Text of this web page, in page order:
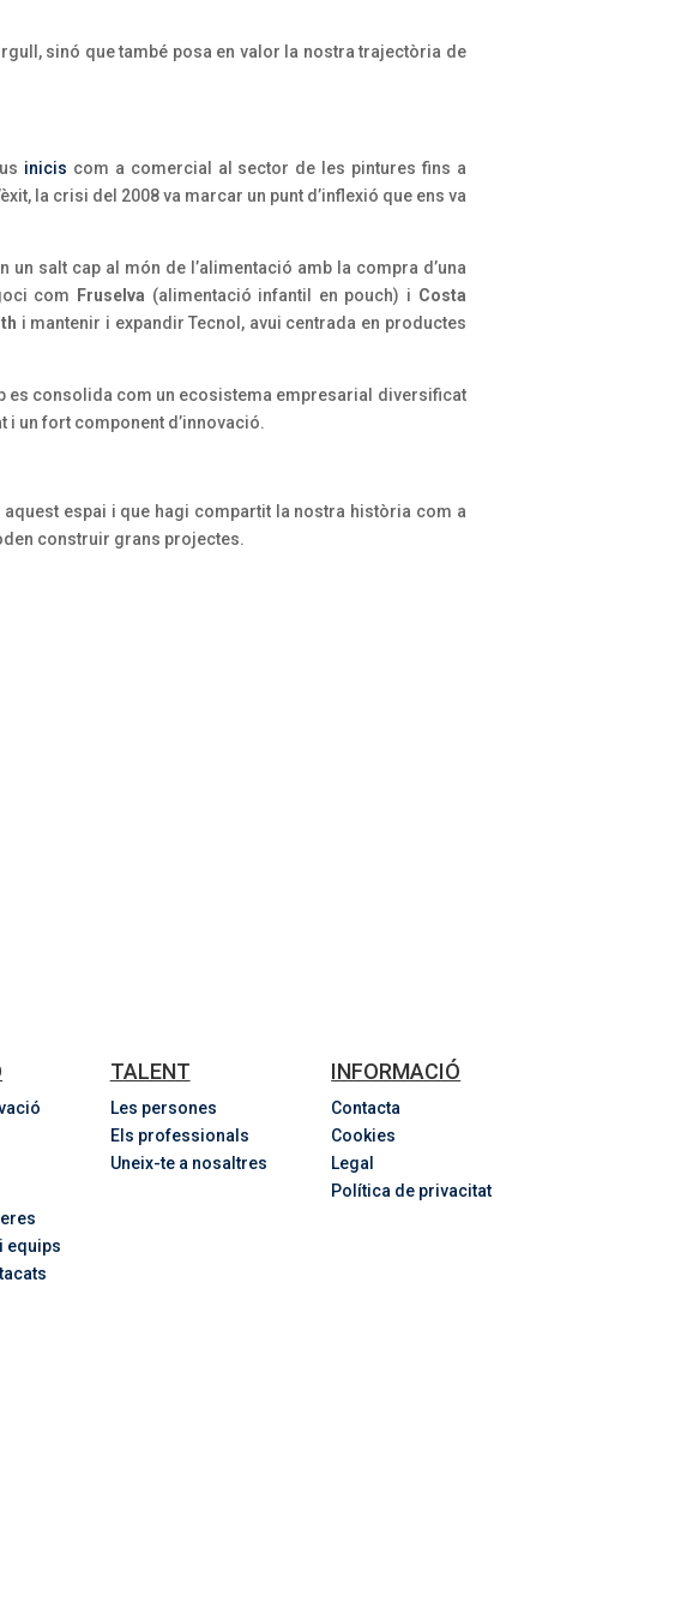
sinó que també posa en valor la nostra trajectòria de
inicis com a comercial al sector de les pintures fins a
la crisi del 2008 va marcar un punt d’inflexió que ens va
salt cap al món de l’alimentació amb la compra d’una
com
Fruselva (alimentació infantil en pouch) i Costa
i mantenir i expandir Tecnol, avui centrada en productes
es consolida com un ecosistema empresarial diversificat
un fort component d’innovació.
espai i que hagi compartit la nostra història com a
construir grans projectes.
equips
TALENT
Les persones
Els professionals
Uneix-te a nosaltres
INFORMACIÓ
Contacta
Cookies
Legal
Política de privacitat